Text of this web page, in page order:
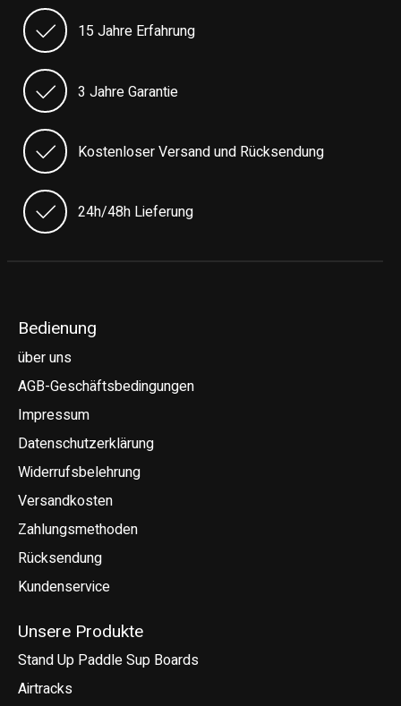
15 Jahre Erfahrung
3 Jahre Garantie
Kostenloser Versand und Rücksendung
24h/48h Lieferung
Bedienung
über uns
AGB-Geschäftsbedingungen
Impressum
Datenschutzerklärung
Widerrufsbelehrung
Versandkosten
Zahlungsmethoden
Rücksendung
Kundenservice
Unsere Produkte
Stand Up Paddle Sup Boards
Airtracks